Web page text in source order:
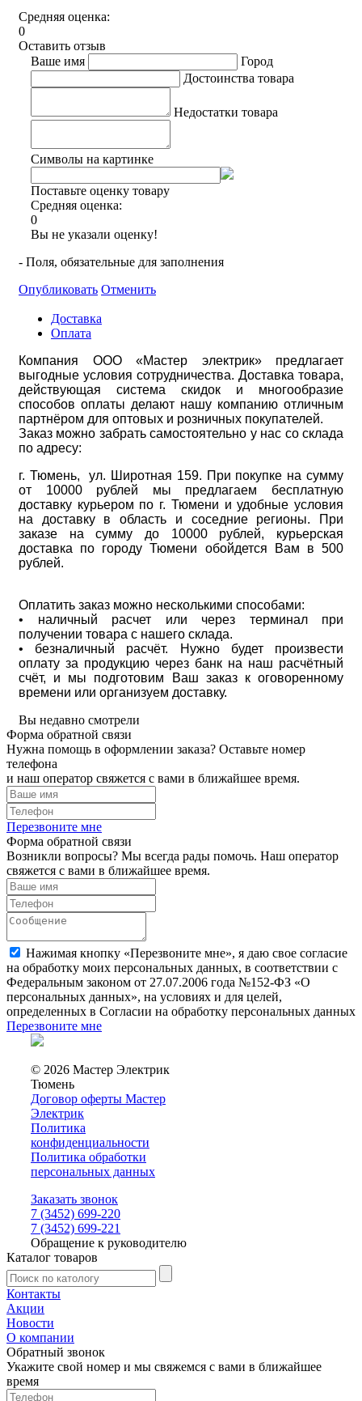
Средняя оценка:
0
Оставить отзыв
Ваше имя
Город
Достоинства товара
Недостатки товара
Символы на картинке
Поставьте оценку товару
Средняя оценка:
0
Вы не указали оценку!
- Поля, обязательные для заполнения
Опубликовать Отменить
Доставка
Оплата
Компания ООО «Мастер электрик» предлагает
выгодные условия сотрудничества. Доставка товара,
действующая система скидок и многообразие
способов оплаты делают нашу компанию отличным
партнёром для оптовых и розничных покупателей.
Заказ можно забрать самостоятельно у нас со склада
по адресу:
г. Тюмень, ул. Широтная 159. При покупке на сумму
от 10000 рублей мы предлагаем бесплатную
доставку курьером по г. Тюмени и удобные условия
на доставку в область и соседние регионы. При
заказе на сумму до 10000 рублей, курьерская
доставка по городу Тюмени обойдется Вам в 500
рублей.
Оплатить заказ можно несколькими способами:
• наличный расчет или через терминал при
получении товара с нашего склада.
• безналичный расчёт. Нужно будет произвести
оплату за продукцию через банк на наш расчётный
счёт, и мы подготовим Ваш заказ к оговоренному
времени или организуем доставку.
Вы недавно смотрели
Форма обратной связи
Нужна помощь в оформлении заказа? Оставьте номер
телефона
и наш оператор свяжется с вами в ближайшее время.
Перезвоните мне
Форма обратной связи
Возникли вопросы? Мы всегда рады помочь. Наш оператор
свяжется с вами в ближайшее время.
Нажимая кнопку «Перезвоните мне», я даю свое согласие
на обработку моих персональных данных, в соответствии с
Федеральным законом от 27.07.2006 года №152-ФЗ «О
персональных данных», на условиях и для целей,
определенных в Согласии на обработку персональных данных
Перезвоните мне
© 2026 Мастер Электрик
Тюмень
Договор оферты Мастер
Электрик
Политика
конфиденциальности
Политика обработки
персональных данных
Заказать звонок
7 (3452) 699-220
7 (3452) 699-221
Обращение к руководителю
Каталог товаров
Контакты
Акции
Новости
О компании
Обратный звонок
Укажите свой номер и мы свяжемся с вами в ближайшее
время